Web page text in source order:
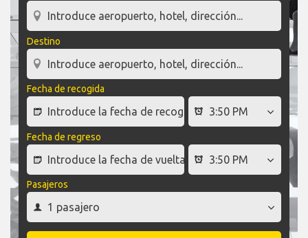
Destino
Fecha de recogida
Fecha de regreso
Pasajeros